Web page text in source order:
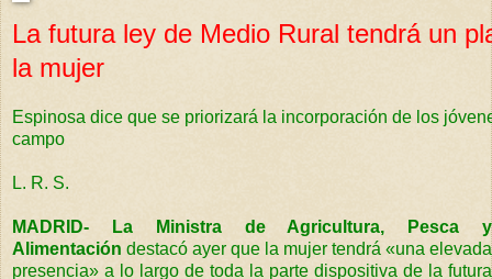
La futura ley de Medio Rural tendrá un
la mujer
Espinosa dice que se priorizará la incorporación de los
campo
L. R. S.
MADRID- La Ministra de Agricultura, Pesca y
Alimentación destacó ayer que la mujer tendrá «una elevada
presencia» a lo largo de toda la parte dispositiva de la futura